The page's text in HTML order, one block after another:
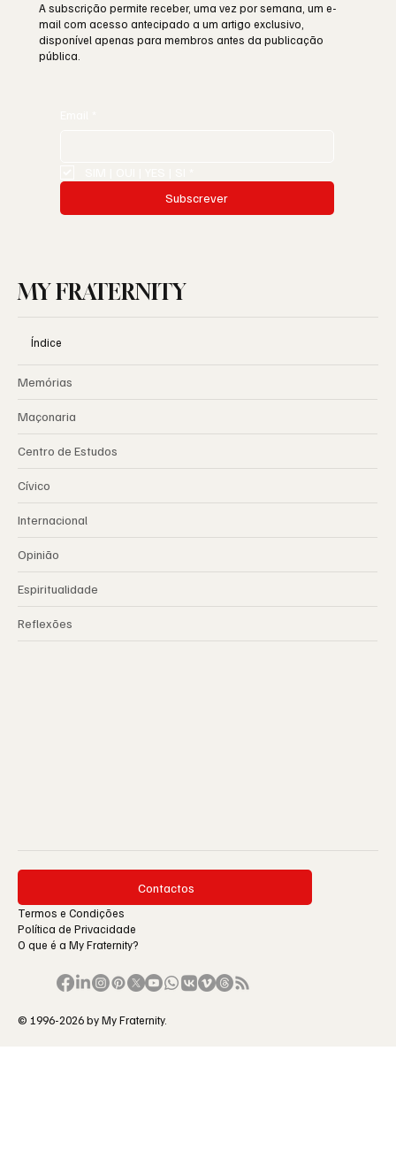
A subscrição permite receber, uma vez por semana, um e-
mail com acesso antecipado a um artigo exclusivo,
disponível apenas para membros antes da publicação
pública.
Subscrever
MY FRATERNITY
Índice
Memórias
Maçonaria
Centro de Estudos
Cívico
Internacional
Opinião
Espiritualidade
Reflexões
Contactos
Termos e Condições
Política de Privacidade
O que é a My Fraternity?
© 1996-2026 by My Fraternity.